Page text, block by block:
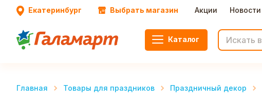
Екатеринбург Выбрать магазин Акции Новости
Каталог
Главная Товары для праздников Праздничный декор